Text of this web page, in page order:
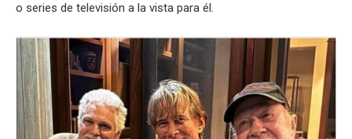
o series de televisión a la vista para él.